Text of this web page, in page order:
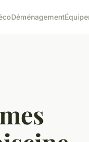
Déménagement